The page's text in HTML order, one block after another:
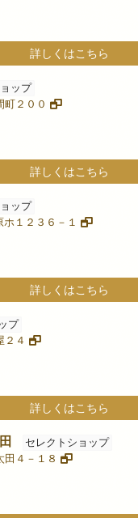
詳しくはこちら
ップ
２００
詳しくはこちら
ップ
１２３６－１
詳しくはこちら
プ
４
詳しくはこちら
セレクトショップ
４－１８